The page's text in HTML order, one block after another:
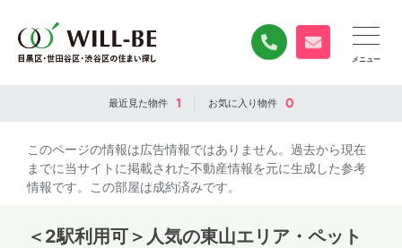
0120-840-834
無料お問い合
最近見た物件 1 お気に入り物件 0
このページの情報は広告情報ではありません。過去から現在
までに当サイトに掲載された不動産情報を元に生成した参考
情報です。この部屋は成約済みです。
＜2駅利用可＞人気の東山エリア・ペット